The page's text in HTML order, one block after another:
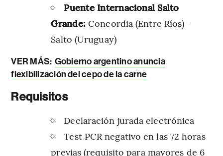
Puente Internacional Salto
Grande: Concordia (Entre Ríos) -
Salto (Uruguay)
VER MÁS: Gobierno argentino anuncia
flexibilización del cepo de la carne
Requisitos
Declaración jurada electrónica
Test PCR negativo en las 72 horas
previas (requisito para mayores de 6